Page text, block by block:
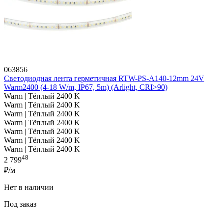
063856
Светодиодная лента герметичная RTW-PS-A140-12mm 24V
Warm2400 (4-18 W/m, IP67, 5m) (Arlight, CRI>90)
Warm | Тёплый 2400 K
Warm | Тёплый 2400 K
Warm | Тёплый 2400 K
Warm | Тёплый 2400 K
Warm | Тёплый 2400 K
Warm | Тёплый 2400 K
Warm | Тёплый 2400 K
2 79948
₽/м
Нет в наличии
Под заказ